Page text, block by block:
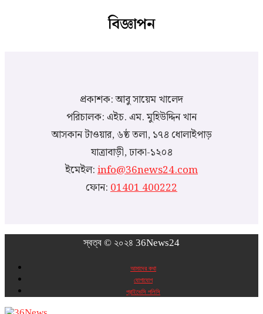
বিজ্ঞাপন
প্রকাশক: আবু সায়েম খালেদ
পরিচালক: এইচ. এম. মুহিউদ্দিন খান
আসকান টাওয়ার, ৬ষ্ঠ তলা, ১৭৪ ধোলাইপাড়
যাত্রাবাড়ী, ঢাকা-১২০৪
ইমেইল:info@36news24.com
ফোন:01401 400222
স্বত্ব © ২০২৪ 36News24
আমাদের কথা
যোগাযোগ
প্রাইভেসি পলিসি